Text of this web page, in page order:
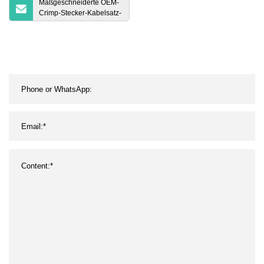
Maßgeschneiderte OEM-
Crimp-Stecker-Kabelsatz-
Kabelbaum-Kabelsätze